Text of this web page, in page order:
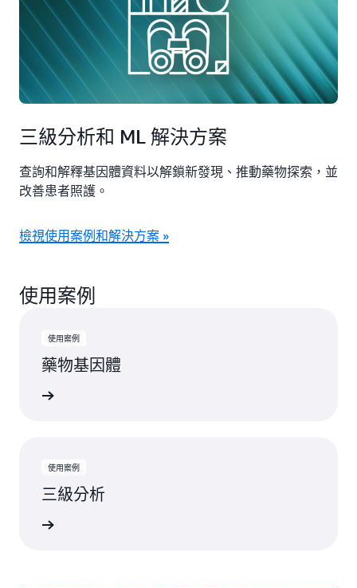
三級分析和 ML 解決方案
查詢和解釋基因體資料以解鎖新發現、推動藥物探索，並
改善患者照護。
檢視使用案例和解決方案 »
使用案例
使用案例
藥物基因體
使用案例
三級分析